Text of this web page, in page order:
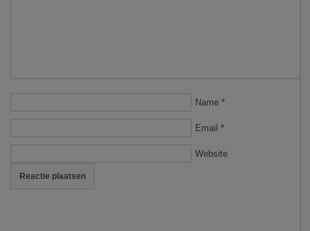
Name *
Email *
Website